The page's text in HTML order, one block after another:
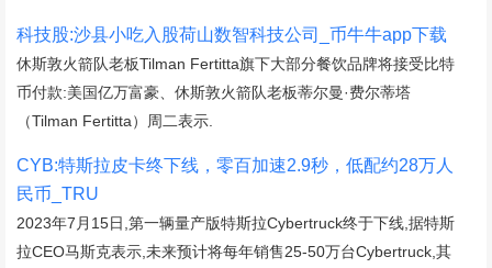
科技股:沙县小吃入股荷山数智科技公司_币牛牛app下载
休斯敦火箭队老板Tilman Fertitta旗下大部分餐饮品牌将接受比特
币付款:美国亿万富豪、休斯敦火箭队老板蒂尔曼·费尔蒂塔
（Tilman Fertitta）周二表示.
CYB:特斯拉皮卡终下线，零百加速2.9秒，低配约28万人
民币_TRU
2023年7月15日,第一辆量产版特斯拉Cybertruck终于下线,据特斯
拉CEO马斯克表示,未来预计将每年销售25-50万台Cybertruck,其